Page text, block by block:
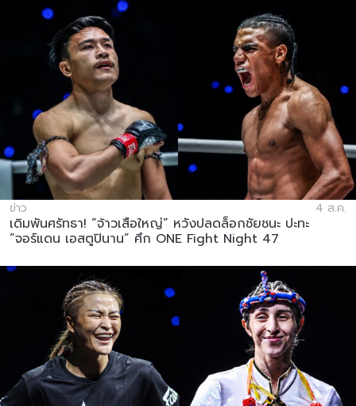
ข่าว 4 ส.ค.
เดิมพันศรัทธา! “จ้าวเสือใหญ่” หวังปลดล็อกชัยชนะ ปะทะ
“จอร์แดน เอสตูปินาน” ศึก ONE Fight Night 47